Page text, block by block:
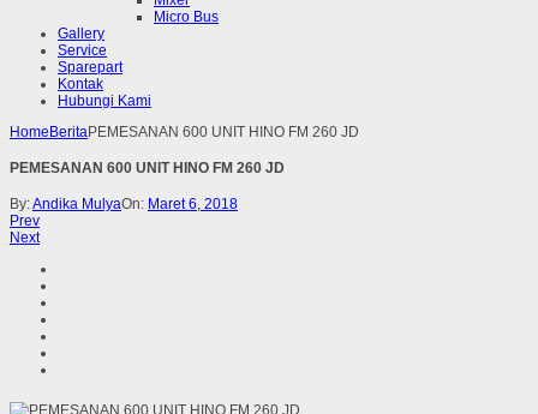
Micro Bus
Gallery
Service
Sparepart
Kontak
Hubungi Kami
Home BeritaPEMESANAN 600 UNIT HINO FM 260 JD
PEMESANAN 600 UNIT HINO FM 260 JD
By:Andika MulyaOn: Maret 6, 2018
Prev
Next